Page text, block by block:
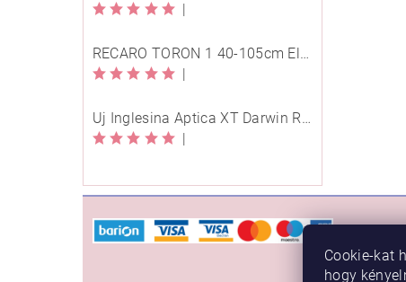
RECARO TORON 1 40-105cm Elegant Beige
Új Inglesina Aptica XT Darwin Recline Evo 4in1 Himalaya Blue multifunkciós babakocsi
Cookie-kat
hogy